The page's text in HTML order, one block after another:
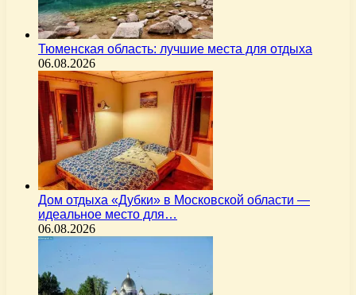
Тюменская область: лучшие места для отдыха
06.08.2026
Дом отдыха «Дубки» в Московской области —
идеальное место для…
06.08.2026